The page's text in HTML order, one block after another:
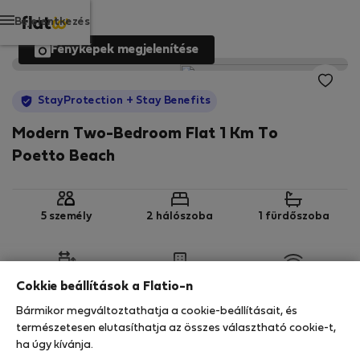
Bejelentkezés
Fényképek megjelenítése
StayProtection + Stay Benefits
Modern Two-Bedroom Flat 1 Km To
Poetto Beach
5 személy 2 hálószoba 1 fürdőszoba
StayProtection Stay Benefits
Az Ön tartózkodását ebben az ingatlanban a
Cokkie beállítások a Flatio-n
Bármikor megváltoztathatja a cookie-beállításait, és
természetesen elutasíthatja az összes választható cookie-t,
ha úgy kívánja.